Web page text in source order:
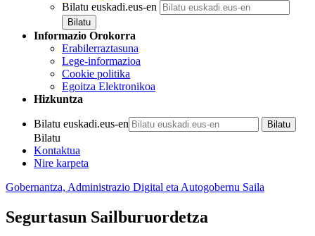
Bilatu euskadi.eus-en
Informazio Orokorra
Erabilerraztasuna
Lege-informazioa
Cookie politika
Egoitza Elektronikoa
Hizkuntza
Bilatu euskadi.eus-en
Bilatu
Kontaktua
Nire karpeta
Gobernantza, Administrazio Digital eta Autogobernu Saila
Segurtasun Sailburuordetza